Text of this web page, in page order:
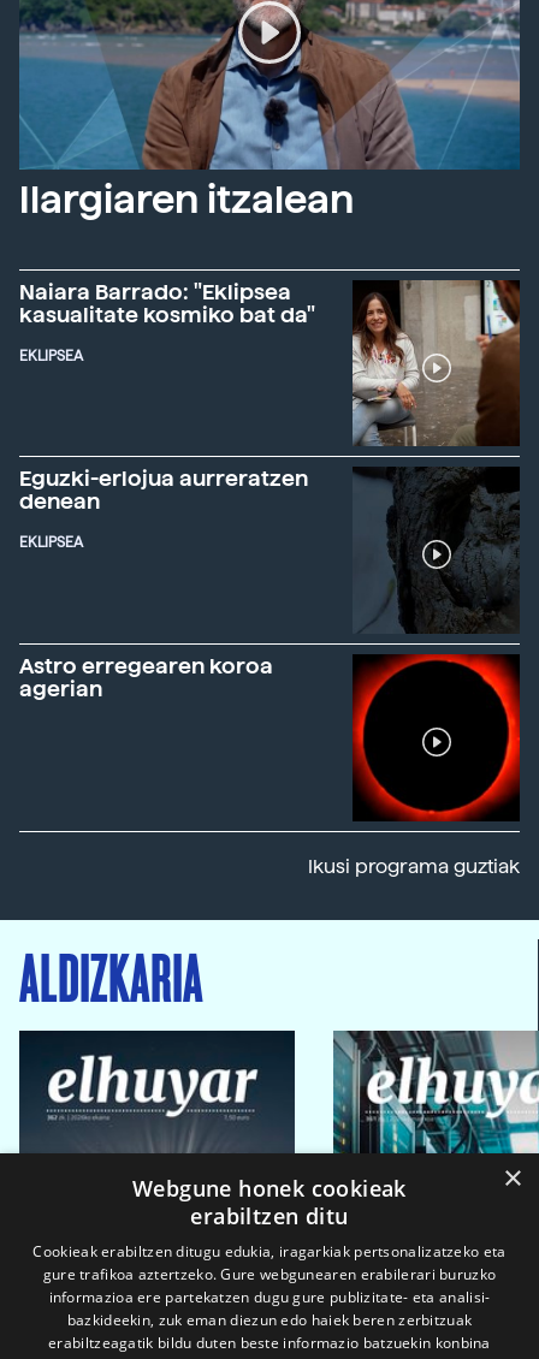
Ilargiaren itzalean
Naiara Barrado: "Eklipsea
kasualitate kosmiko bat da"
EKLIPSEA
Eguzki-erlojua aurreratzen
denean
EKLIPSEA
Astro erregearen koroa
agerian
Ikusi programa guztiak
ALDIZKARIA
×
Webgune honek cookieak
erabiltzen ditu
Cookieak erabiltzen ditugu edukia, iragarkiak pertsonalizatzeko eta
gure trafikoa aztertzeko. Gure webgunearen erabilerari buruzko
informazioa ere partekatzen dugu gure publizitate- eta analisi-
bazkideekin, zuk eman diezun edo haiek beren zerbitzuak
erabiltzeagatik bildu duten beste informazio batzuekin konbina